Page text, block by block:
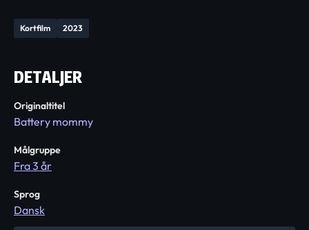
Kortfilm 2023
DETALJER
Originaltitel
Battery mommy
Målgruppe
Fra 3 år
Sprog
Dansk